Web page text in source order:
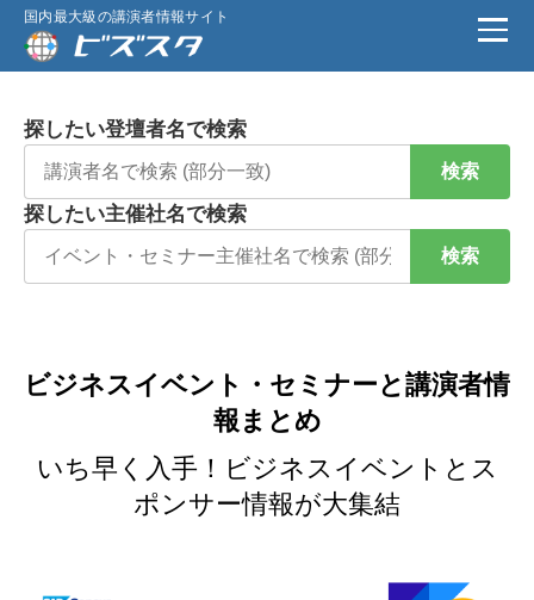
国内最大級の講演者情報サイト
探したい登壇者名で検索
検索
探したい主催社名で検索
検索
ビジネスイベント・セミナーと講演者情
報まとめ
いち早く入手！ビジネスイベントとス
ポンサー情報が大集結